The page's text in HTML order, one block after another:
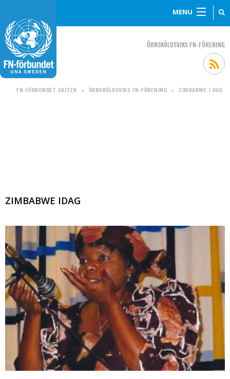
MENU
ÖRNSKÖLDSVIKS FN-FÖRENING
FN-FÖRBUNDET SAJTER > ÖRNSKÖLDSVIKS FN-FÖRENING > ZIMBABWE I DAG
ZIMBABWE IDAG